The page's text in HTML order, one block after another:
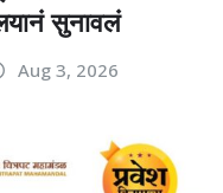
सुनावलं
Aug 3, 2026